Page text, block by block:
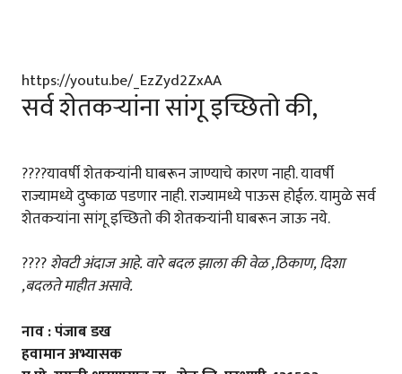
https://youtu.be/_EzZyd2ZxAA
सर्व शेतकऱ्यांना सांगू इच्छितो की,
????यावर्षी शेतकऱ्यांनी घाबरून जाण्याचे कारण नाही. यावर्षी
राज्यामध्ये दुष्काळ पडणार नाही. राज्यामध्ये पाऊस होईल. यामुळे सर्व
शेतकऱ्यांना सांगू इच्छितो की शेतकऱ्यांनी घाबरून जाऊ नये.
????शेवटी अंदाज आहे. वारे बदल झाला की वेळ ,ठिकाण, दिशा
,बदलते माहीत असावे.
नाव : पंजाब डख
हवामान अभ्यासक